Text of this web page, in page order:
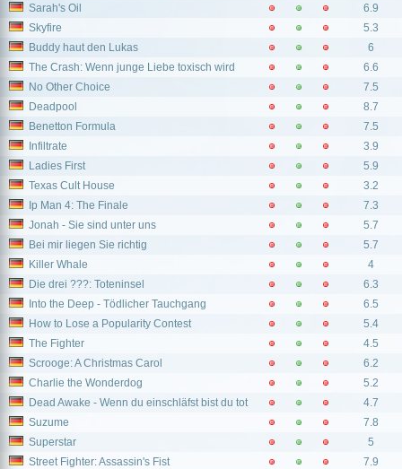
Sarah's Oil
6.9
Skyfire
5.3
Buddy haut den Lukas
6
The Crash: Wenn junge Liebe toxisch wird
6.6
No Other Choice
7.5
Deadpool
8.7
Benetton Formula
7.5
Infiltrate
3.9
Ladies First
5.9
Texas Cult House
3.2
Ip Man 4: The Finale
7.3
Jonah - Sie sind unter uns
5.7
Bei mir liegen Sie richtig
5.7
Killer Whale
4
Die drei ???: Toteninsel
6.3
Into the Deep - Tödlicher Tauchgang
6.5
How to Lose a Popularity Contest
5.4
The Fighter
4.5
Scrooge: A Christmas Carol
6.2
Charlie the Wonderdog
5.2
Dead Awake - Wenn du einschläfst bist du tot
4.7
Suzume
7.8
Superstar
5
Street Fighter: Assassin's Fist
7.9